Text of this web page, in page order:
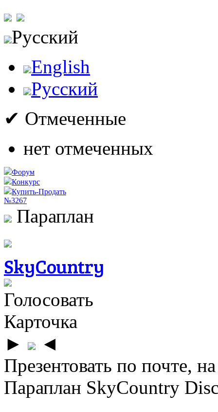
Русский
English
Русский
✔ Отмеченные
нет отмеченных
Форум
Конкурс
Купить-Продать
№3267
Параплан
SkyCountry
Голосовать
Карточка
►
◄
Презентовать по почте,
Параплан SkyCountry